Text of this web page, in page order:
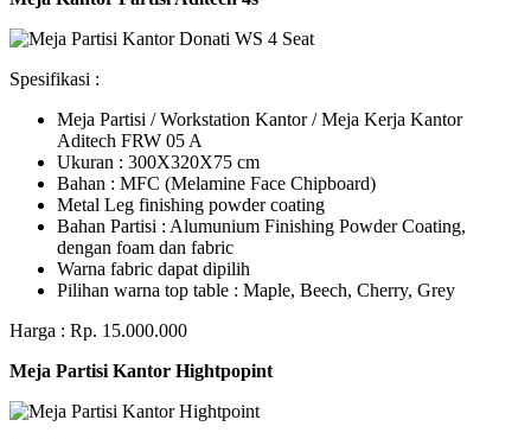
Spesifikasi :
Meja Partisi / Workstation Kantor / Meja Kerja Kantor
Aditech FRW 05 A
Ukuran : 300X320X75 cm
Bahan : MFC (Melamine Face Chipboard)
Metal Leg finishing powder coating
Bahan Partisi : Alumunium Finishing Powder Coating,
dengan foam dan fabric
Warna fabric dapat dipilih
Pilihan warna top table : Maple, Beech, Cherry, Grey
Harga : Rp. 15.000.000
Meja Partisi Kantor Hightpopint